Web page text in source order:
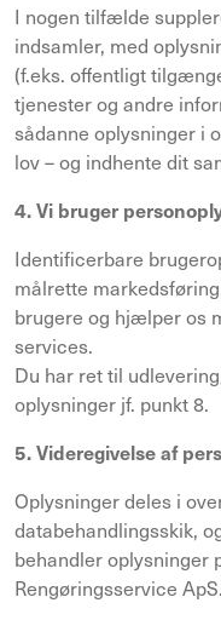
I nogen tilfælde
indsamler, med
(f.eks. offentligt
tjenester og andre
sådanne oplysninger i
lov – og indhente dit
4. Vi bruger
Identificerbare
målrette
brugere og hjælper os
services.
Du har ret til
oplysninger jf. punkt 8.
5. Videregivelse af
Oplysninger deles i
databehandlingsskik,
behandler oplysninger
Rengøringsservice ApS.